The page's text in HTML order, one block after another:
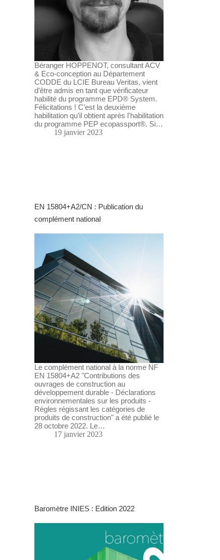
Béranger HOPPENOT, consultant ACV
& Eco-conception au Département
CODDE du LCIE Bureau Veritas, vient
d’être admis en tant que vérificateur
habilité du programme EPD® System.
Félicitations ! C’est la deuxième
habilitation qu’il obtient après l'habilitation
du programme PEP ecopassport®. Si…
19 janvier 2023
EN 15804+A2/CN : Publication du
complément national
Le complément national à la norme NF
EN 15804+A2 "Contributions des
ouvrages de construction au
développement durable - Déclarations
environnementales sur les produits -
Règles régissant les catégories de
produits de construction" a été publié le
28 octobre 2022. Le…
17 janvier 2023
Baromètre INIES : Edition 2022